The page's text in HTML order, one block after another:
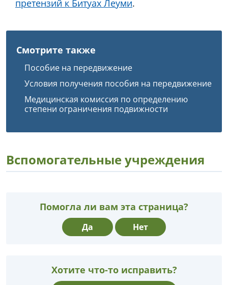
претензий к Битуах Леуми.
Смотрите также
Пособие на передвижение
Условия получения пособия на передвижение
Медицинская комиссия по определению
степени ограничения подвижности
Вспомогательные учреждения
Помогла ли вам эта страница?
Да Нет
Хотите что-то исправить?